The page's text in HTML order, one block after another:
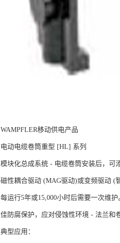
WAMPFLER移动供电产品
电动电缆卷筒重型 [HL] 系列
模块化总成系统 - 电缆卷筒安装后，可
磁性耦合驱动 (MAG驱动)或变频驱动 (
每运行5年或15,000小时后需要一次维护
佳防腐保护，应对侵蚀性环境 - 法兰和
典型应用：